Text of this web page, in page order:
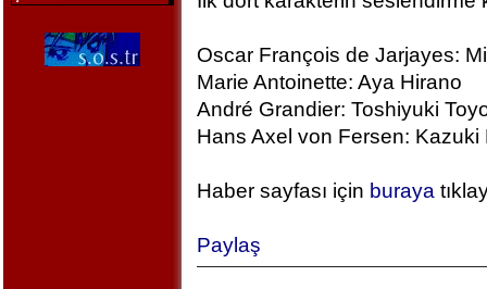
Oscar François de Jarjayes:
Marie Antoinette: Aya Hirano
André Grandier: Toshiyuki
Hans Axel von Fersen: Kazuki
Haber sayfası için buraya
Paylaş